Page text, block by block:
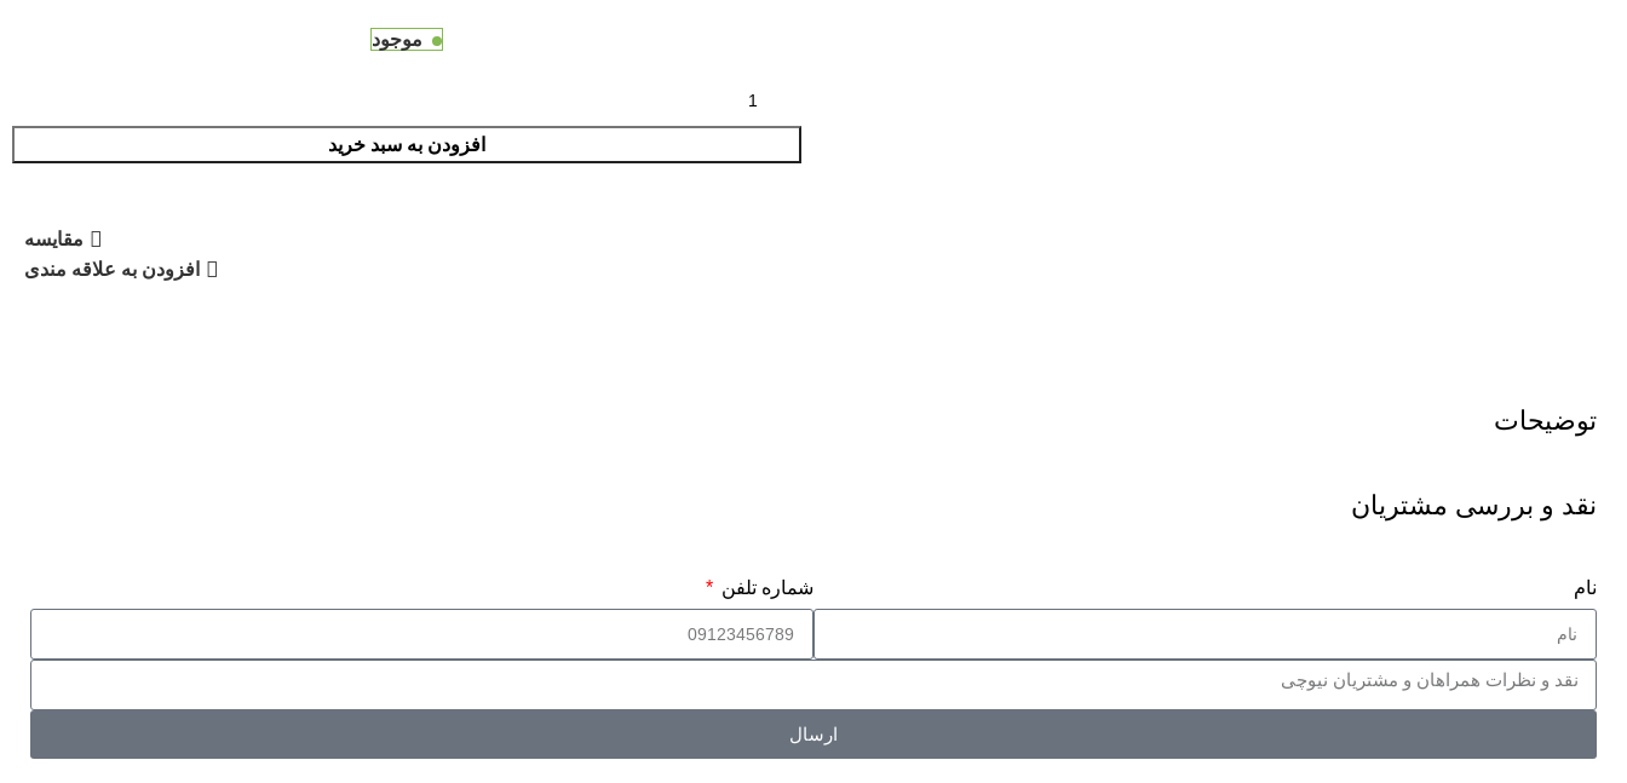
موجود
افزودن به سبد خرید
مقایسه
افزودن به علاقه مندی
توضیحات
نقد و بررسی مشتریان
نام شماره تلفن
ارسال